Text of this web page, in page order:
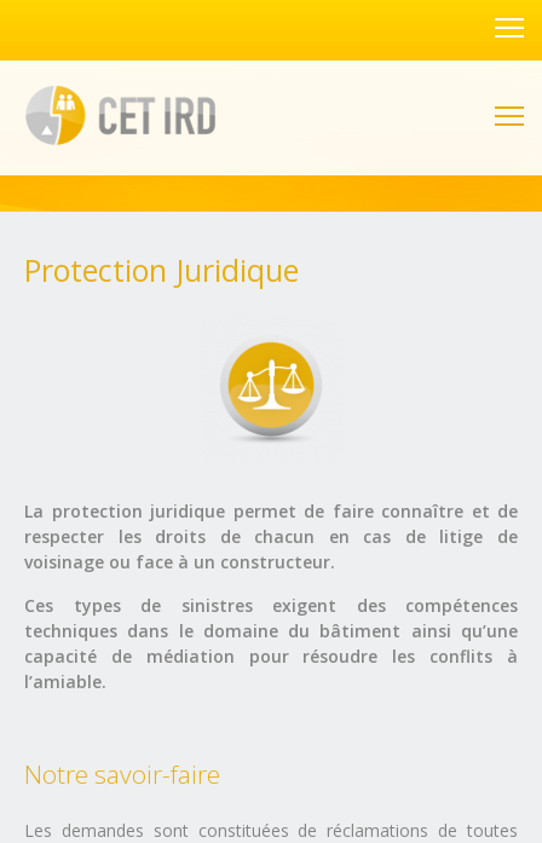
Protection Juridique
La protection juridique permet de faire connaître et de
respecter les droits de chacun en cas de litige de
voisinage ou face à un constructeur.
Ces types de sinistres exigent des compétences
techniques dans le domaine du bâtiment ainsi qu’une
capacité de médiation pour résoudre les conflits à
l’amiable.
Notre savoir-faire
Les demandes sont constituées de réclamations de toutes